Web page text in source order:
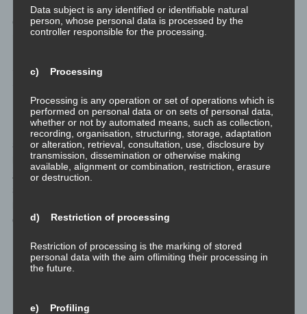
Und ich gegebenenfalls die Verantwortung dafür übernehme,
dass mir der Nimbus gefällt, jemand zu sein, der sich selbst
reflektiert…
Selbstverantwortung übernehmen ist also einer der Schlüssel zur
Projektion ist, ist ein weiterer Schlüssel.
Ich fasse zusammen:
Selbstreflexion ist also das Positionieren des Selbst in
Bezug auf die eigene Umwelt, sowohl Ist- als auch Wunsch-
Zustand. Selbstverantwortung und Achtsamkeit sind die
Schlüssel dazu. Egozentrik unterbindet das wertfreie
Gegenschlüssel zur Selbstreflexion.
Damit ist das Thema erst mal gestartet, jedoch bei weitem noch
nicht ausführlich behandelt.
Data subject is any identified or identifiable natural
person, whose personal data is processed by the
controller responsible for the processing.
c) Processing
Processing is any operation or set of operations which is
performed on personal data or on sets of personal data,
whether or not by automated means, such as collection,
recording, organisation, structuring, storage, adaptation
or alteration, retrieval, consultation, use, disclosure by
transmission, dissemination or otherwise making
available, alignment or combination, restriction, erasure
or destruction.
d) Restriction of processing
Restriction of processing is the marking of stored
personal data with the aim oflimiting their processing in
the future.
e) Profiling